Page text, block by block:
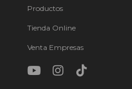
Productos
Tienda Online
Venta Empresas